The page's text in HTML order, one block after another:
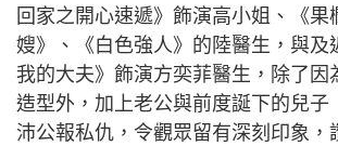
回家之開心速遞》飾演高小姐、《果
嫂》、《白色強人》的陸醫生，與及
我的大夫》飾演方奕菲醫生，除了因
造型外，加上老公與前度誕下的兒子
沛公報私仇，令觀眾留有深刻印象，